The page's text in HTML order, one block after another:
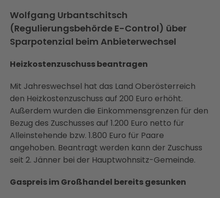
Wolfgang Urbantschitsch
(Regulierungsbehörde E-Control) über
Sparpotenzial beim Anbieterwechsel
Heizkostenzuschuss beantragen
Mit Jahreswechsel hat das Land Oberösterreich
den Heizkostenzuschuss auf 200 Euro erhöht.
Außerdem wurden die Einkommensgrenzen für den
Bezug des Zuschusses auf 1.200 Euro netto für
Alleinstehende bzw. 1.800 Euro für Paare
angehoben. Beantragt werden kann der Zuschuss
seit 2. Jänner bei der Hauptwohnsitz-Gemeinde.
Gaspreis im Großhandel bereits gesunken